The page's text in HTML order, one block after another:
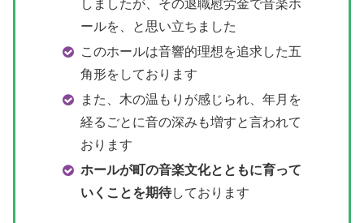
しましたが、その退職慰労金で音楽ホ
ールを、と思い立ちました
このホールは音響的理想を追求した五
角形をしております
また、木の温もりが感じられ、年月を
経るごとに音の深みも増すと言われて
おります
ホールが町の音楽文化とともに育って
いくことを期待しております